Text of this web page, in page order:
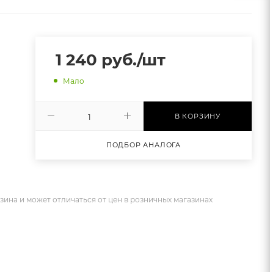
1 240 руб./шт
Мало
В КОРЗИНУ
ПОДБОР АНАЛОГА
и может отличаться от цен в розничных магазинах